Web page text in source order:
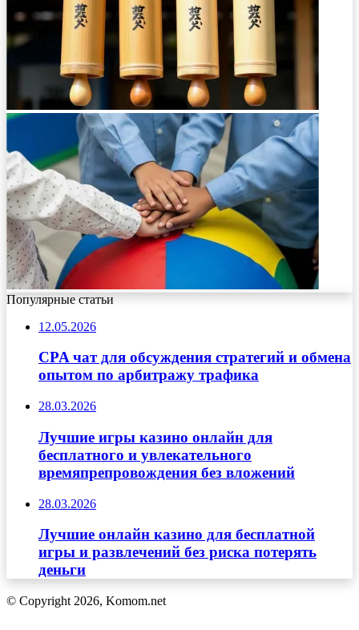
Популярные статьи
12.05.2026
CPA чат для обсуждения стратегий и обмена
опытом по арбитражу трафика
28.03.2026
Лучшие игры казино онлайн для
бесплатного и увлекательного
времяпрепровождения без вложений
28.03.2026
Лучшие онлайн казино для бесплатной
игры и развлечений без риска потерять
деньги
© Copyright 2026, Komom.net